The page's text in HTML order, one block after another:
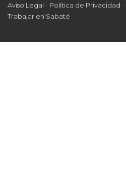
Aviso Legal - Política de Privacidad -
Trabajar en Sabaté